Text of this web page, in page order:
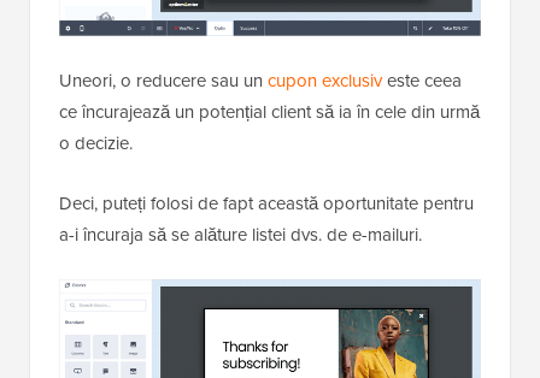
Uneori, o reducere sau un cupon exclusiveste ceea
ce încurajează un potențial client să ia în cele din urmă
o decizie.
Deci, puteți folosi de fapt această oportunitate pentru
a-i încuraja să se alăture listei dvs. de e-mailuri.